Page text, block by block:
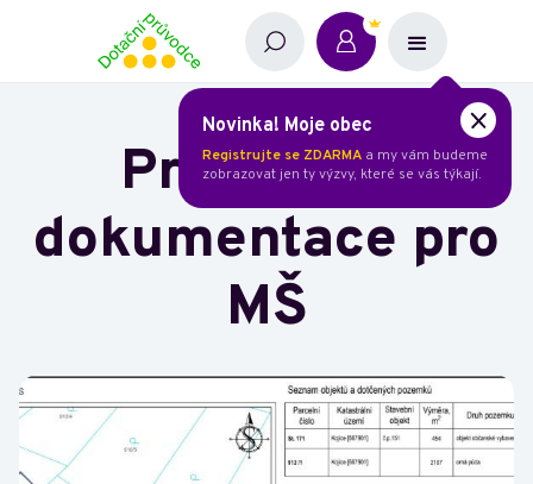
Novinka! Moje obec
Registrujte se ZDARMA a my vám budeme
zobrazovat jen ty výzvy, které se vás týkají.
Projektová
dokumentace pro
MŠ